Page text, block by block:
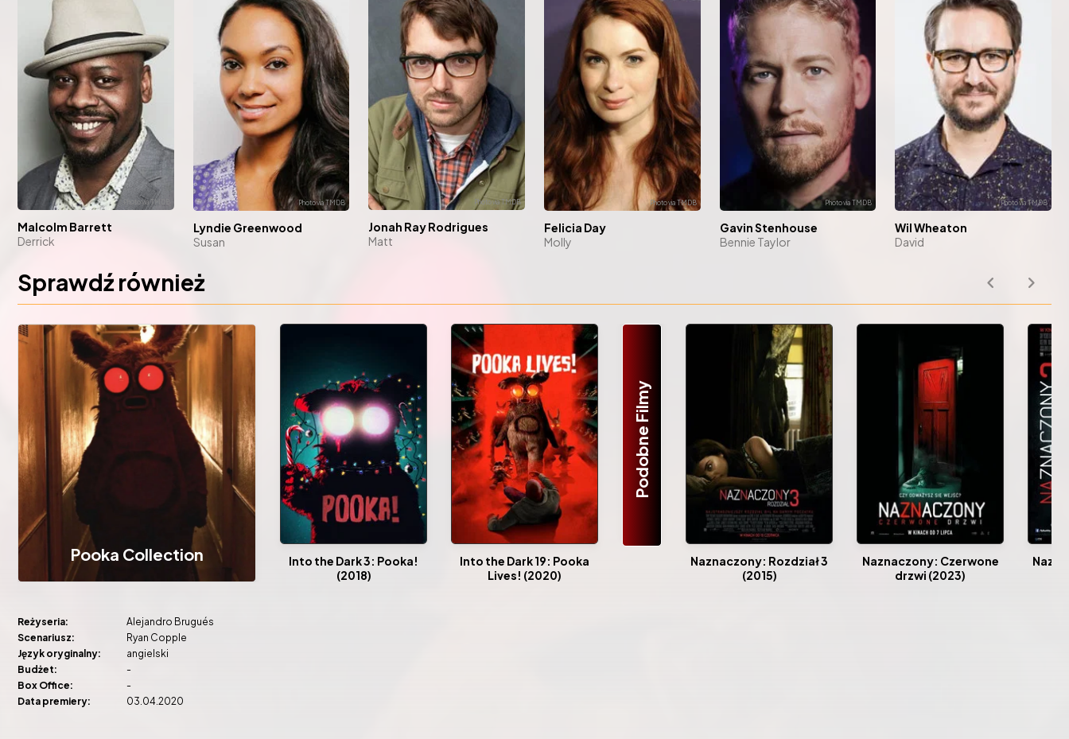
Malcolm Barrett
Derrick
Lyndie Greenwood
Susan
Jonah Ray Rodrigues
Matt
Felicia Day
Molly
Gavin Stenhouse
Bennie Taylor
Wil Wheaton
David
Sprawdź również
Pooka Collection
Into the Dark 3: Pooka!
(2018)
Into the Dark 19: Pooka
Lives! (2020)
Podobne Filmy
Naznaczony: Rozdział 3
(2015)
Naznaczony: Czerwone
drzwi (2023)
Reżyseria:
Alejandro Brugués
Scenariusz:
Ryan Copple
Język oryginalny:
angielski
Budżet:
-
Box Office:
-
Data premiery:
03.04.2020